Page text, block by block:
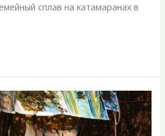
сплав на катамаранах в